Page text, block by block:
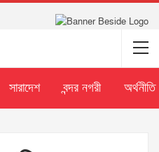
সারাদেশ বন্দর নগরী অর্থনীতি